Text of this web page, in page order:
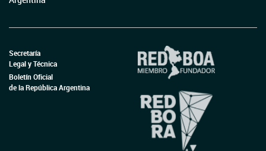
Secretaría
Legal y Técnica
Boletín Oficial
de la República Argentina